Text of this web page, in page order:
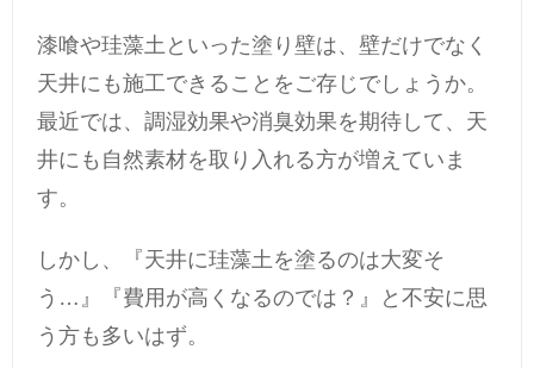
漆喰や珪藻土といった塗り壁は、壁だけでなく
天井にも施工できることをご存じでしょうか。
最近では、調湿効果や消臭効果を期待して、天
井にも自然素材を取り入れる方が増えていま
す。
しかし、『天井に珪藻土を塗るのは大変そ
う…』『費用が高くなるのでは？』と不安に思
う方も多いはず。